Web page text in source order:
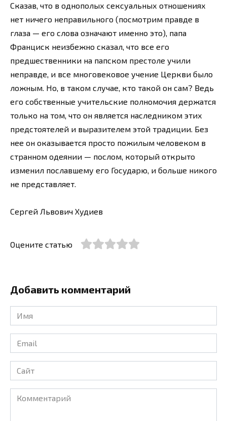
Сказав, что в однополых сексуальных отношениях
нет ничего неправильного (посмотрим правде в
глаза — его слова означают именно это), папа
Франциск неизбежно сказал, что все его
предшественники на папском престоле учили
неправде, и все многовековое учение Церкви было
ложным. Но, в таком случае, кто такой он сам? Ведь
его собственные учительские полномочия держатся
только на том, что он является наследником этих
предстоятелей и выразителем этой традиции. Без
нее он оказывается просто пожилым человеком в
странном одеянии — послом, который открыто
изменил пославшему его Государю, и больше никого
не представляет.
Сергей Львович Худиев
Оцените статью
Добавить комментарий
Имя
*
Email
*
Сайт
Комментарий